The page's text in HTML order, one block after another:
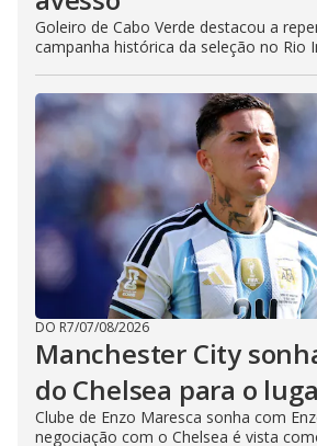
Goleiro de Cabo Verde destacou a
campanha histórica da seleção no Rio
DO R7/07/08/2026
Manchester City
do Chelsea para o
Clube de Enzo Maresca sonha com
negociação com o Chelsea é vista